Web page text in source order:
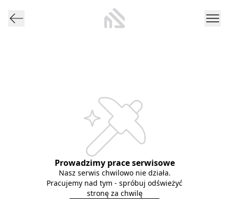
Prowadzimy prace serwisowe
Nasz serwis chwilowo nie działa.
Pracujemy nad tym - spróbuj odświeżyć
stronę za chwilę